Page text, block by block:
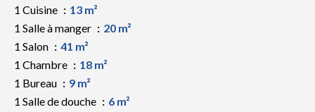
1 Cuisine
13 m²
1 Salle à manger
20 m²
1 Salon
41 m²
1 Chambre
18 m²
1 Bureau
9 m²
1 Salle de douche
6 m²